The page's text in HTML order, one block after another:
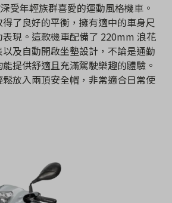
受年輕族群喜愛的運動風格機車。
了良好的平衡，擁有適中的車身尺
現。這款機車配備了 220mm 浪花
及自動開啟坐墊設計，不論是通勤
提供舒適且充滿駕駛樂趣的體驗。
放入兩頂安全帽，非常適合日常使